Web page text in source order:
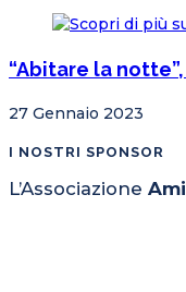
“Abitare la
27 Gennaio 2023
I NOSTRI SPONSOR
L’Associazione